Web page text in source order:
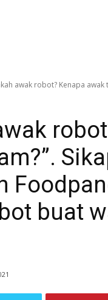
awak robot? Kenapa
buat